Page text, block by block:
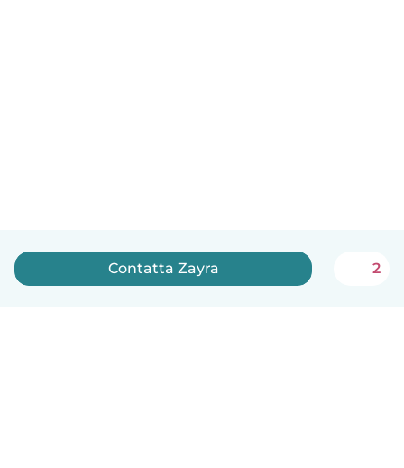
Contatta Zayra 2